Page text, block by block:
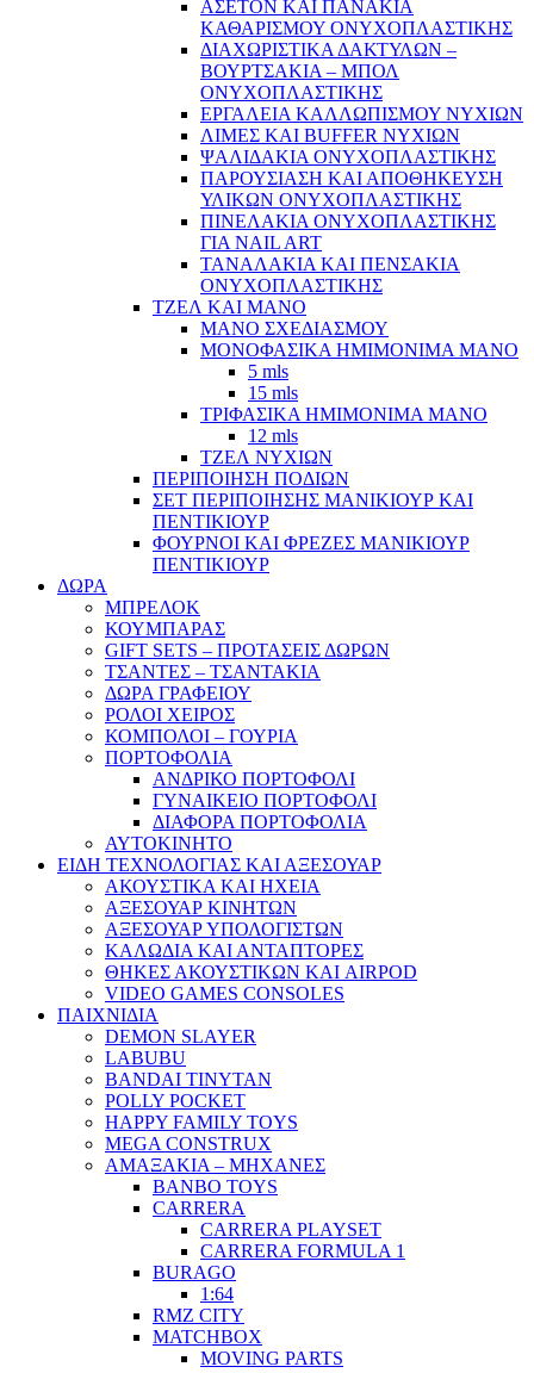
ΑΣΕΤΟΝ ΚΑΙ ΠΑΝΑΚΙΑ
ΚΑΘΑΡΙΣΜΟΥ ΟΝΥΧΟΠΛΑΣΤΙΚΗΣ
ΔΙΑΧΩΡΙΣΤΙΚΑ ΔΑΚΤΥΛΩΝ –
ΒΟΥΡΤΣΑΚΙΑ – ΜΠΟΛ
ΟΝΥΧΟΠΛΑΣΤΙΚΗΣ
ΕΡΓΑΛΕΙΑ ΚΑΛΛΩΠΙΣΜΟΥ ΝΥΧΙΩΝ
ΛΙΜΕΣ ΚΑΙ BUFFER ΝΥΧΙΩΝ
ΨΑΛΙΔΑΚΙΑ ΟΝΥΧΟΠΛΑΣΤΙΚΗΣ
ΠΑΡΟΥΣΙΑΣΗ ΚΑΙ ΑΠΟΘΗΚΕΥΣΗ
ΥΛΙΚΩΝ ΟΝΥΧΟΠΛΑΣΤΙΚΗΣ
ΠΙΝΕΛΑΚΙΑ ΟΝΥΧΟΠΛΑΣΤΙΚΗΣ
ΓΙΑ NAIL ART
ΤΑΝΑΛΑΚΙΑ ΚΑΙ ΠΕΝΣΑΚΙΑ
ΟΝΥΧΟΠΛΑΣΤΙΚΗΣ
ΤΖΕΛ ΚΑΙ ΜΑΝΟ
ΜΑΝΟ ΣΧΕΔΙΑΣΜΟΥ
ΜΟΝΟΦΑΣΙΚΑ ΗΜΙΜΟΝΙΜΑ ΜΑΝΟ
5 mls
15 mls
ΤΡΙΦΑΣΙΚΑ ΗΜΙΜΟΝΙΜΑ ΜΑΝΟ
12 mls
ΤΖΕΛ ΝΥΧΙΩΝ
ΠΕΡΙΠΟΙΗΣΗ ΠΟΔΙΩΝ
ΣΕΤ ΠΕΡΙΠΟΙΗΣΗΣ ΜΑΝΙΚΙΟΥΡ ΚΑΙ
ΠΕΝΤΙΚΙΟΥΡ
ΦΟΥΡΝΟΙ ΚΑΙ ΦΡΕΖΕΣ ΜΑΝΙΚΙΟΥΡ
ΠΕΝΤΙΚΙΟΥΡ
ΔΩΡΑ
ΜΠΡΕΛΟΚ
ΚΟΥΜΠΑΡΑΣ
GIFT SETS – ΠΡΟΤΑΣΕΙΣ ΔΩΡΩΝ
ΤΣΑΝΤΕΣ – ΤΣΑΝΤΑΚΙΑ
ΔΩΡΑ ΓΡΑΦΕΙΟΥ
ΡΟΛΟΙ ΧΕΙΡΟΣ
ΚΟΜΠΟΛΟΙ – ΓΟΥΡΙΑ
ΠΟΡΤΟΦΟΛΙΑ
ΑΝΔΡΙΚΟ ΠΟΡΤΟΦΟΛΙ
ΓΥΝΑΙΚΕΙΟ ΠΟΡΤΟΦΟΛΙ
ΔΙΑΦΟΡΑ ΠΟΡΤΟΦΟΛΙΑ
ΑΥΤΟΚΙΝΗΤΟ
ΕΙΔΗ ΤΕΧΝΟΛΟΓΙΑΣ ΚΑΙ ΑΞΕΣΟΥΑΡ
ΑΚΟΥΣΤΙΚΑ ΚΑΙ ΗΧΕΙΑ
ΑΞΕΣΟΥΑΡ ΚΙΝΗΤΩΝ
ΑΞΕΣΟΥΑΡ ΥΠΟΛΟΓΙΣΤΩΝ
ΚΑΛΩΔΙΑ ΚΑΙ ΑΝΤΑΠΤΟΡΕΣ
ΘΗΚΕΣ ΑΚΟΥΣΤΙΚΩΝ ΚΑΙ AIRPOD
VIDEO GAMES CONSOLES
ΠΑΙΧΝΙΔΙΑ
DEMON SLAYER
LABUBU
BANDAI TINYTAN
POLLY POCKET
HAPPY FAMILY TOYS
MEGA CONSTRUX
ΑΜΑΞΑΚΙΑ – ΜΗΧΑΝΕΣ
BANBO TOYS
CARRERA
CARRERA PLAYSET
CARRERA FORMULA 1
BURAGO
1:64
RMZ CITY
MATCHBOX
MOVING PARTS